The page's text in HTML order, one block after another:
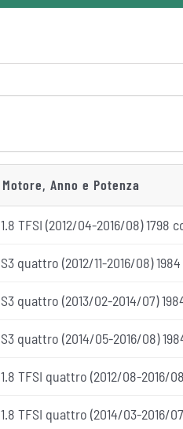
Motore, Anno e Potenza
1.8 TFSI (2012/04-2016/08) 1798
S3 quattro (2012/11-2016/08)
S3 quattro (2013/02-2014/07)
S3 quattro (2014/05-2016/08)
1.8 TFSI quattro (2012/08-2016/
1.8 TFSI quattro (2014/03-2016/